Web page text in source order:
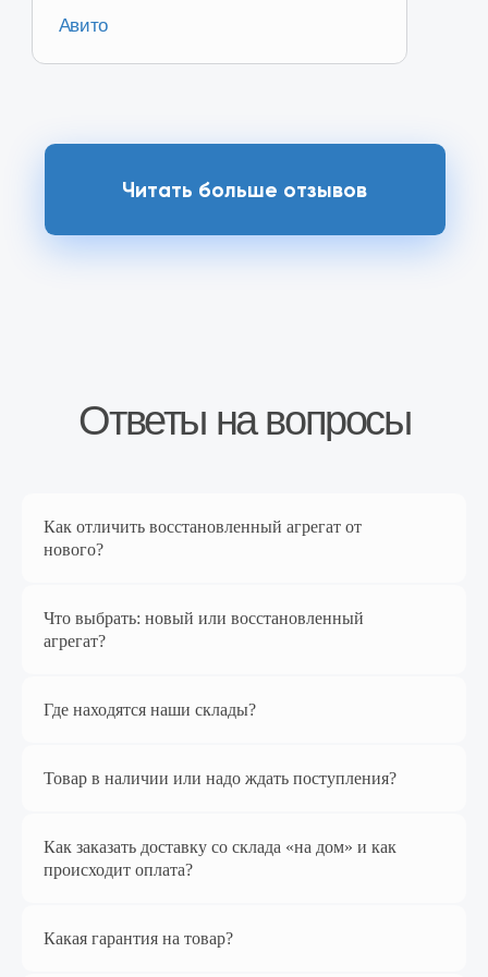
Как отличить восстановленный агрегат от
нового?
Что выбрать: новый или восстановленный
агрегат?
Где находятся наши склады?
Товар в наличии или надо ждать поступления?
Как заказать доставку со склада «на дом» и как
происходит оплата?
Какая гарантия на товар?
на Яндекс Маркет
Перейти в магазин
Перейти в магазин